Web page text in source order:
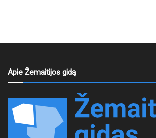
Apie Žemaitijos gidą